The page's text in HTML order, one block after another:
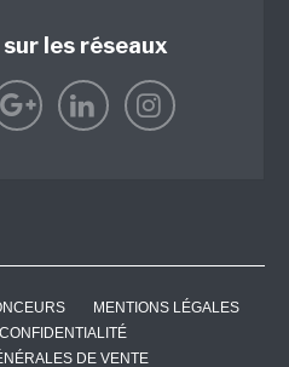
les réseaux
MENTIONS LÉGALES
DE VENTE